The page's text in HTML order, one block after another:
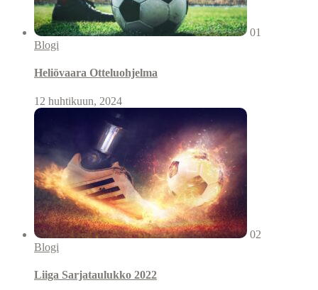
01
Blogi
Heliövaara Otteluohjelma
12 huhtikuun, 2024
02
Blogi
Liiga Sarjataulukko 2022